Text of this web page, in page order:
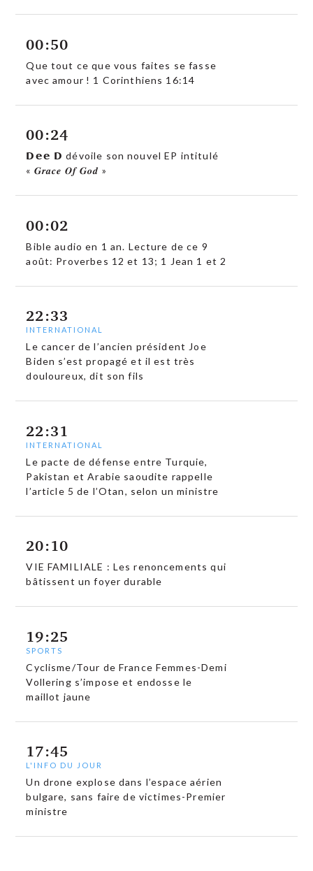
00:50
Que tout ce que vous faites se fasse
avec amour ! 1 Corinthiens 16:14
00:24
𝗗𝗲𝗲 𝗗 dévoile son nouvel EP intitulé
« 𝑮𝒓𝒂𝒄𝒆 𝑶𝒇 𝑮𝒐𝒅 »
00:02
Bible audio en 1 an. Lecture de ce 9
août: Proverbes 12 et 13; 1 Jean 1 et 2
22:33
INTERNATIONAL
Le cancer de l’ancien président Joe
Biden s’est propagé et il est très
douloureux, dit son fils
22:31
INTERNATIONAL
Le pacte de défense entre Turquie,
Pakistan et Arabie saoudite rappelle
l’article 5 de l’Otan, selon un ministre
20:10
VIE FAMILIALE : Les renoncements qui
bâtissent un foyer durable
19:25
SPORTS
Cyclisme/Tour de France Femmes-Demi
Vollering s’impose et endosse le
maillot jaune
17:45
L'INFO DU JOUR
Un drone explose dans l’espace aérien
bulgare, sans faire de victimes-Premier
ministre